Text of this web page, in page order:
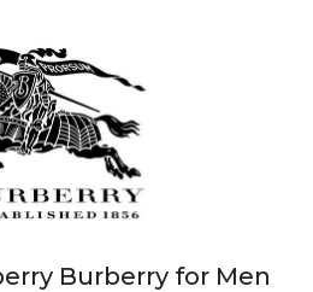
Burberry for Men